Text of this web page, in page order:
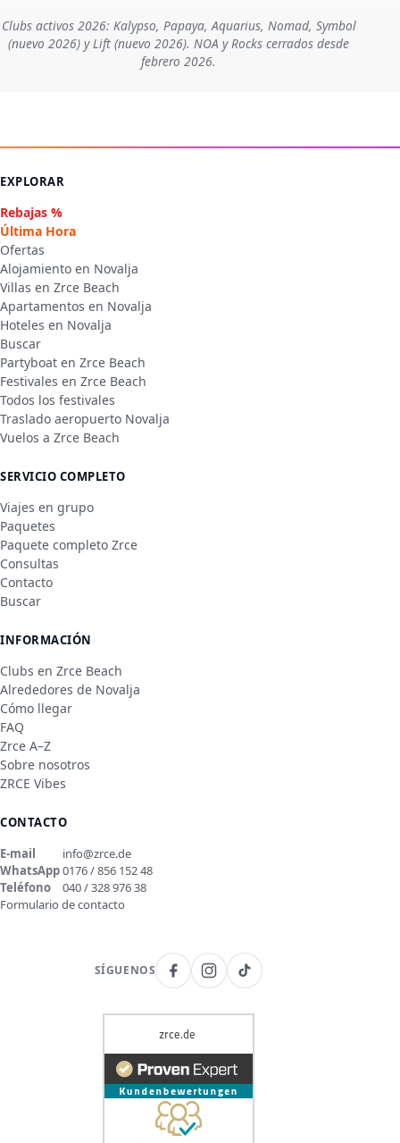
Clubs activos 2026: Kalypso, Papaya, Aquarius, Nomad, Symbol
(nuevo 2026) y Lift (nuevo 2026). NOA y Rocks cerrados desde
febrero 2026.
EXPLORAR
Rebajas %
Última Hora
Ofertas
Alojamiento en Novalja
Villas en Zrce Beach
Apartamentos en Novalja
Hoteles en Novalja
Buscar
Partyboat en Zrce Beach
Festivales en Zrce Beach
Todos los festivales
Traslado aeropuerto Novalja
Vuelos a Zrce Beach
SERVICIO COMPLETO
Viajes en grupo
Paquetes
Paquete completo Zrce
Consultas
Contacto
Buscar
INFORMACIÓN
Clubs en Zrce Beach
Alrededores de Novalja
Cómo llegar
FAQ
Zrce A–Z
Sobre nosotros
ZRCE Vibes
CONTACTO
E-mail
info@zrce.de
WhatsApp0176 / 856 152 48
Teléfono
040 / 328 976 38
Formulario de contacto
SÍGUENOS